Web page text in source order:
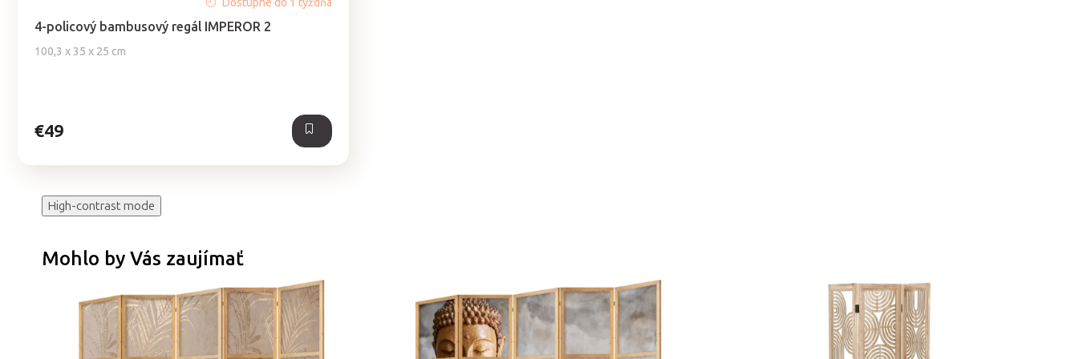
4-policový bambusový regál IMPEROR 2
100,3 x 35 x 25 cm
Dostupné do 1 týždňa
€49
High-contrast mode
Mohlo by Vás zaujímať